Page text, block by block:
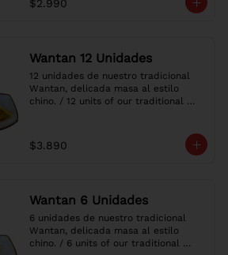
$2.990
Wantan 12 Unidades
12 unidades de nuestro tradicional
Wantan, delicada masa al estilo
chino. / 12 units of our traditional
$3.890
Wantan 6 Unidades
6 unidades de nuestro tradicional
Wantan, delicada masa al estilo
chino. / 6 units of our traditional